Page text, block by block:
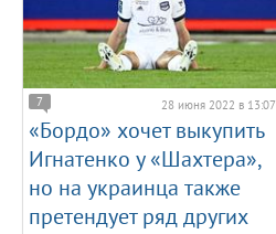
7 28 июня 2022 в 13:07
«Бордо» хочет выкупить
Игнатенко у «Шахтера»,
но на украинца также
претендует ряд других